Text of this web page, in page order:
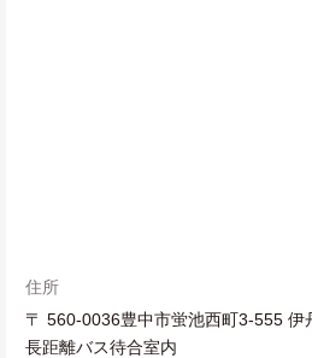
住所
〒 560-0036豊中市蛍池西町3-555 伊
長距離バス待合室内